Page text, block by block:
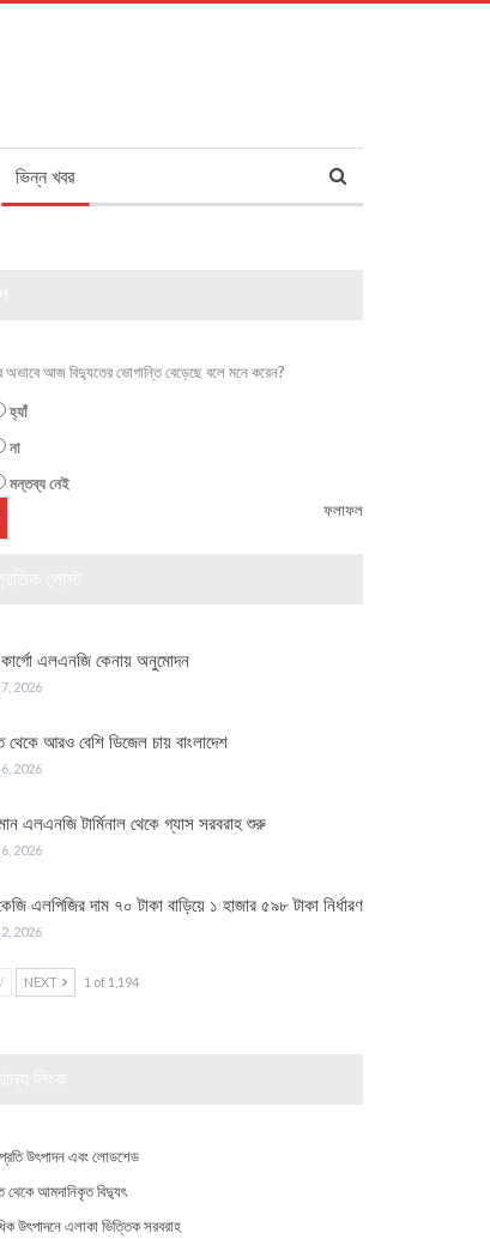
ভিন্ন খবর
অভাবে আজ বিদ্যুতের ভোগান্তি বেড়েছে বলে মনে করেন?
হ্যাঁ
না
মন্তব্য নেই
ফলাফল
এলএনজি কেনায় অনুমোদন
2026
থেকে আরও বেশি ডিজেল চায় বাংলাদেশ
2026
এলএনজি টার্মিনাল থেকে গ্যাস সরবরাহ শুরু
2026
এলপিজির দাম ৭০ টাকা বাড়িয়ে ১ হাজার ৫৯৮ টাকা নির্ধারণ
2026
NEXT 1 of 1,194
প্রতি উৎপাদন এবং লোডশেড
থেকে আমদানিকৃত বিদ্যুৎ
উৎপাদনে এলাকা ভিত্তিক সরবরাহ